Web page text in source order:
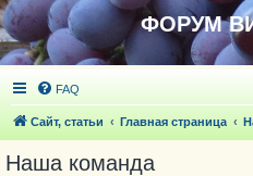
ФОРУМ
FAQ
Сайт, статьи Главная страница
Наша команда